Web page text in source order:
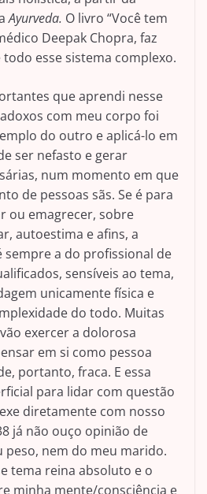
Ayurveda. O livro “Você tem
Deepak Chopra, faz
esse sistema complexo.
que aprendi nesse
com meu corpo foi
do outro e aplicá-lo em
ser nefasto e gerar
num momento em que
de pessoas sãs. Se é para
ou emagrecer, sobre
autoestima e afins, a
sempre a do profissional de
sensíveis ao tema,
unicamente física e
do todo. Muitas
exercer a dolorosa
em si como pessoa
portanto, fraca. E essa
para lidar com questão
diretamente com nosso
já não ouço opinião de
peso, nem do meu marido.
tema reina absoluto e o
minha mente/consciência e